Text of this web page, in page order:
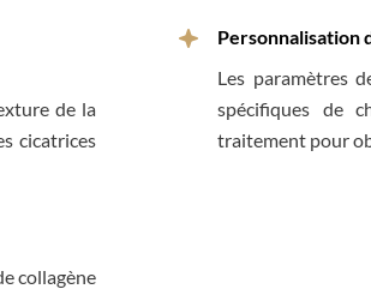
de la
cicatrices
collagène
Personnalisation
Les paramètres
spécifiques de
traitement pour